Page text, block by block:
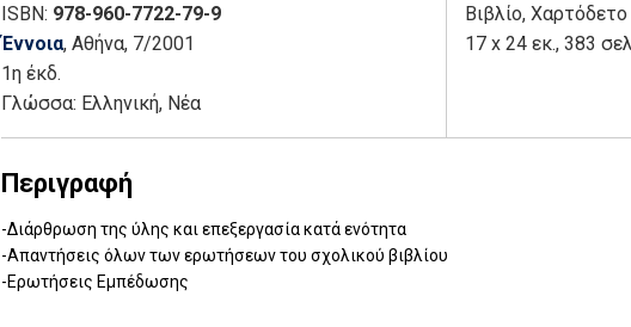
ISBN: 978-960-7722-79-9
Έννοια, Αθήνα, 7/2001
1η έκδ.
Γλώσσα: Ελληνική, Νέα
Βιβλίο, Χαρτόδετο
17 x 24 εκ., 383
Περιγραφή
-Διάρθρωση της ύλης και επεξεργασία κατά ενότητα
-Απαντήσεις όλων των ερωτήσεων του σχολικού βιβλίου
-Ερωτήσεις Εμπέδωσης